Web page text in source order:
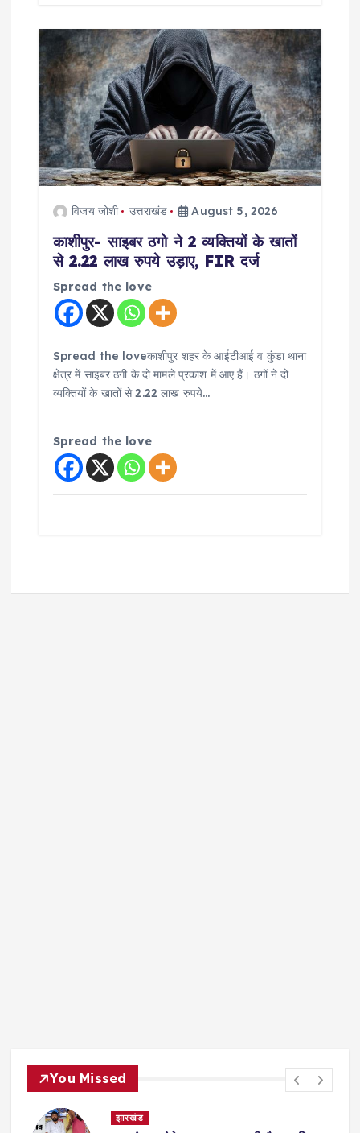
विजय जोशी उत्तराखंड August 5, 2026
काशीपुर- साइबर ठगो ने 2 व्यक्तियों के खातों
से 2.22 लाख रुपये उड़ाए, FIR दर्ज
Spread the love
Spread the loveकाशीपुर शहर के आईटीआई व कुंडा थाना
क्षेत्र में साइबर ठगी के दो मामले प्रकाश में आए हैं। ठगों ने दो
व्यक्तियों के खातों से 2.22 लाख रुपये…
Spread the love
You Missed